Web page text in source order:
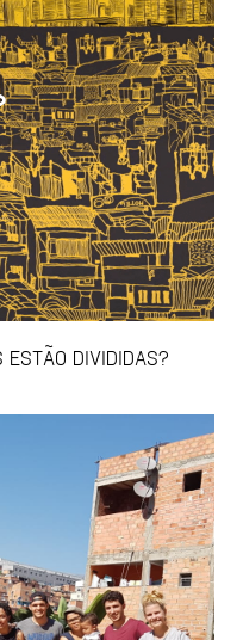
ESTÃO DIVIDIDAS?